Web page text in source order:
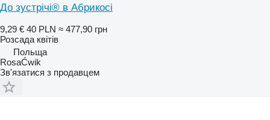
До зустрічі® в Абрикосі
9,29 € 40 PLN ≈ 477,90 грн
Розсада квітів
Польща
RosaĆwik
Зв'язатися з продавцем